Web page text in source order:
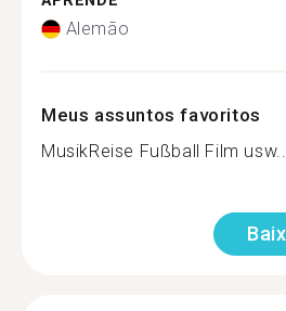
Alemão
Meus assuntos favoritos
MusikReise Fußball Film